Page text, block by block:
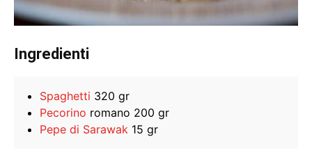
Ingredienti
Spaghetti 320 gr
Pecorino romano 200 gr
Pepe di Sarawak 15 gr